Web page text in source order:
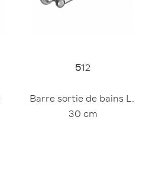
512
Barre sortie de bains L.
30 cm